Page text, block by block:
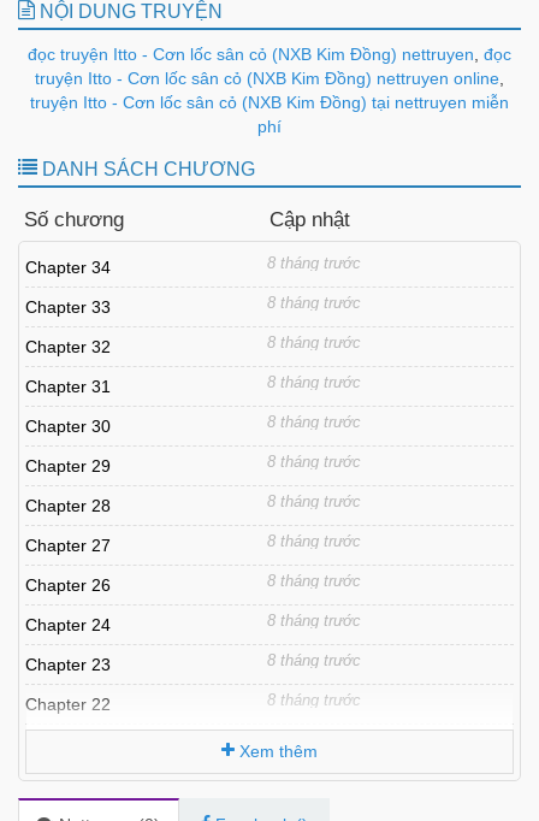
NỘI DUNG TRUYỆN
đọc truyện Itto - Cơn lốc sân cỏ (NXB Kim Đồng) nettruyen đọc
truyện Itto - Cơn lốc sân cỏ (NXB Kim Đồng) nettruyen online
truyện Itto - Cơn lốc sân cỏ (NXB Kim Đồng) tại nettruyen miễn
phí
DANH SÁCH CHƯƠNG
Số chương Cập nhật
Chapter 34 8 tháng trước
Chapter 33 8 tháng trước
Chapter 32 8 tháng trước
Chapter 31 8 tháng trước
Chapter 30 8 tháng trước
Chapter 29 8 tháng trước
Chapter 28 8 tháng trước
Chapter 27 8 tháng trước
Chapter 26 8 tháng trước
Chapter 24 8 tháng trước
Chapter 23 8 tháng trước
Chapter 22 8 tháng trước
Chapter 19 8 tháng trước
Xem thêm